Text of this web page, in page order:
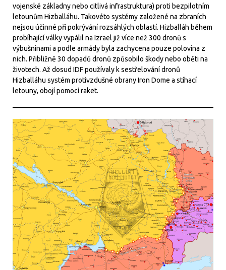
vojenské základny nebo citlivá infrastruktura) proti bezpilotním
letounům Hizballáhu. Takovéto systémy založené na zbraních
nejsou účinné při pokrývání rozsáhlých oblastí. Hizballáh během
probíhající války vypálil na Izrael již více než 300 dronů s
výbušninami a podle armády byla zachycena pouze polovina z
nich. Přibližně 30 dopadů dronů způsobilo škody nebo oběti na
životech. Až dosud IDF používaly k sestřelování dronů
Hizballáhu systém protivzdušné obrany Iron Dome a stíhací
letouny, obojí pomocí raket.